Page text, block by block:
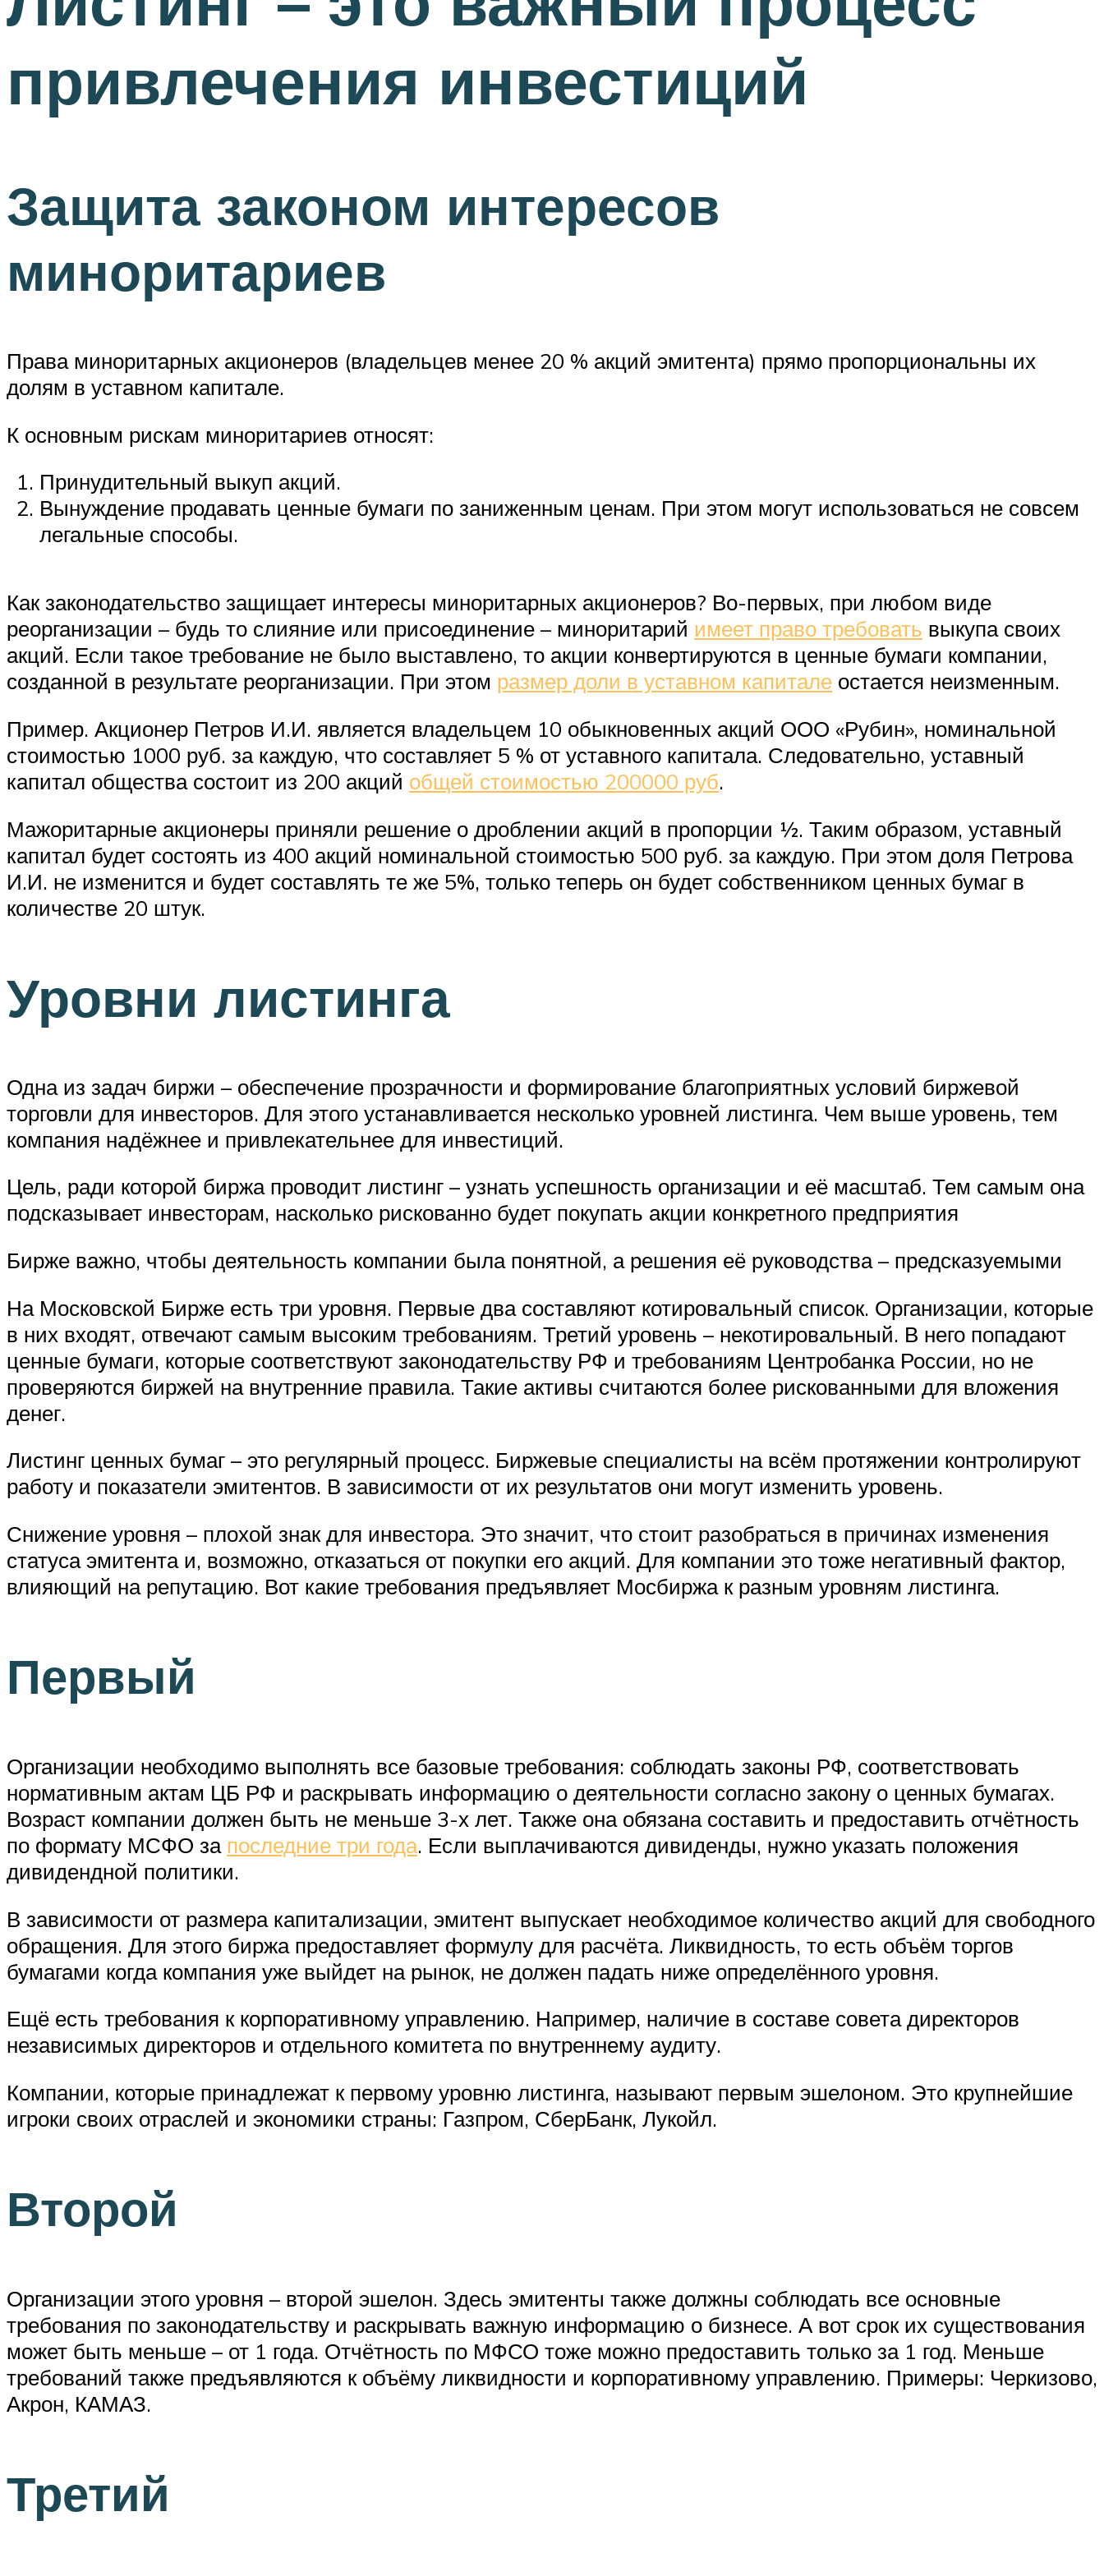
привлечения инвестиций
Защита законом интересов
миноритариев
Права миноритарных акционеров (владельцев менее 20 % акций эмитента) прямо пропорциональны их
долям в уставном капитале.
К основным рискам миноритариев относят:
Принудительный выкуп акций.
Вынуждение продавать ценные бумаги по заниженным ценам. При этом могут использоваться не совсем
легальные способы.
Как законодательство защищает интересы миноритарных акционеров? Во-первых, при любом виде
реорганизации – будь то слияние или присоединение – миноритарий имеет право требовать выкупа своих
акций. Если такое требование не было выставлено, то акции конвертируются в ценные бумаги компании,
созданной в результате реорганизации. При этом размер доли в уставном капитале остается неизменным.
Пример. Акционер Петров И.И. является владельцем 10 обыкновенных акций ООО «Рубин», номинальной
стоимостью 1000 руб. за каждую, что составляет 5 % от уставного капитала. Следовательно, уставный
капитал общества состоит из 200 акций общей стоимостью 200000 руб.
Мажоритарные акционеры приняли решение о дроблении акций в пропорции ½. Таким образом, уставный
капитал будет состоять из 400 акций номинальной стоимостью 500 руб. за каждую. При этом доля Петрова
И.И. не изменится и будет составлять те же 5%, только теперь он будет собственником ценных бумаг в
количестве 20 штук.
Уровни листинга
Одна из задач биржи – обеспечение прозрачности и формирование благоприятных условий биржевой
торговли для инвесторов. Для этого устанавливается несколько уровней листинга. Чем выше уровень, тем
компания надёжнее и привлекательнее для инвестиций.
Цель, ради которой биржа проводит листинг – узнать успешность организации и её масштаб. Тем самым она
подсказывает инвесторам, насколько рискованно будет покупать акции конкретного предприятия
Бирже важно, чтобы деятельность компании была понятной, а решения её руководства – предсказуемыми
На Московской Бирже есть три уровня. Первые два составляют котировальный список. Организации, которые
в них входят, отвечают самым высоким требованиям. Третий уровень – некотировальный. В него попадают
ценные бумаги, которые соответствуют законодательству РФ и требованиям Центробанка России, но не
проверяются биржей на внутренние правила. Такие активы считаются более рискованными для вложения
денег.
Листинг ценных бумаг – это регулярный процесс. Биржевые специалисты на всём протяжении контролируют
работу и показатели эмитентов. В зависимости от их результатов они могут изменить уровень.
Снижение уровня – плохой знак для инвестора. Это значит, что стоит разобраться в причинах изменения
статуса эмитента и, возможно, отказаться от покупки его акций. Для компании это тоже негативный фактор,
влияющий на репутацию. Вот какие требования предъявляет Мосбиржа к разным уровням листинга.
Первый
Организации необходимо выполнять все базовые требования: соблюдать законы РФ, соответствовать
нормативным актам ЦБ РФ и раскрывать информацию о деятельности согласно закону о ценных бумагах.
Возраст компании должен быть не меньше 3-х лет. Также она обязана составить и предоставить отчётность
по формату МСФО за последние три года. Если выплачиваются дивиденды, нужно указать положения
дивидендной политики.
В зависимости от размера капитализации, эмитент выпускает необходимое количество акций для свободного
обращения. Для этого биржа предоставляет формулу для расчёта. Ликвидность, то есть объём торгов
бумагами когда компания уже выйдет на рынок, не должен падать ниже определённого уровня.
Ещё есть требования к корпоративному управлению. Например, наличие в составе совета директоров
независимых директоров и отдельного комитета по внутреннему аудиту.
Компании, которые принадлежат к первому уровню листинга, называют первым эшелоном. Это крупнейшие
игроки своих отраслей и экономики страны: Газпром, СберБанк, Лукойл.
Второй
Организации этого уровня – второй эшелон. Здесь эмитенты также должны соблюдать все основные
требования по законодательству и раскрывать важную информацию о бизнесе. А вот срок их существования
может быть меньше – от 1 года. Отчётность по МФСО тоже можно предоставить только за 1 год. Меньше
требований также предъявляются к объёму ликвидности и корпоративному управлению. Примеры: Черкизово,
Акрон, КАМАЗ.
Третий